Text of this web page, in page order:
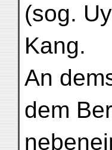
(sog.
Kang.
An
dem